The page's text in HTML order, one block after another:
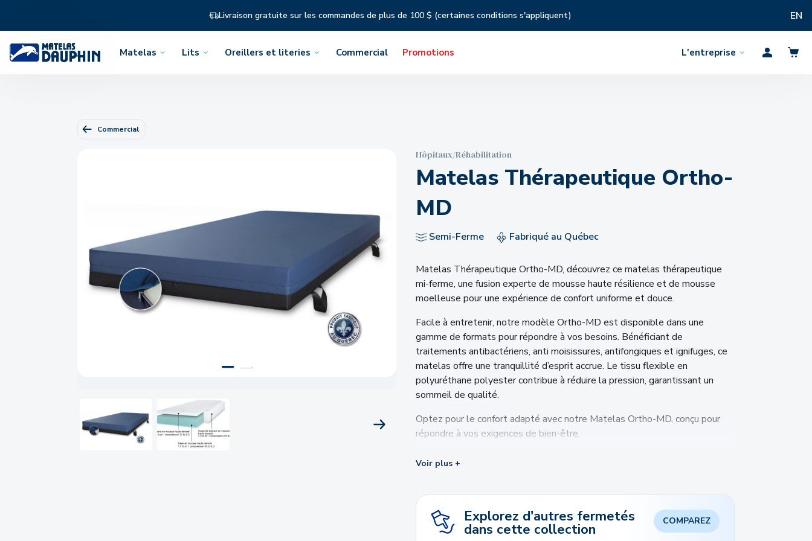
Livraison gratuite sur les commandes de plus de 100 $ (certaines conditions s'appliquent) EN
Ouvrir
Matelas
Ouvrir
Lits
Ouvrir
Oreillers et literies Commercial Promotions
Ouvrir
L'entreprise Profil
Commercial
PRODUIT SUIVANT
Hôpitaux/Réhabilitation
Matelas Thérapeutique Ortho-
MD
Semi-Ferme Fabriqué au Québec
Matelas Thérapeutique Ortho-MD, découvrez ce matelas thérapeutique
mi-ferme, une fusion experte de mousse haute résilience et de mousse
moelleuse pour une expérience de confort uniforme et douce.
Facile à entretenir, notre modèle Ortho-MD est disponible dans une
gamme de formats pour répondre à vos besoins. Bénéficiant de
traitements antibactériens, anti moisissures, antifongiques et ignifuges, ce
matelas offre une tranquillité d’esprit accrue. Le tissu flexible en
polyuréthane polyester contribue à réduire la pression, garantissant un
sommeil de qualité.
Optez pour le confort adapté avec notre Matelas Ortho-MD, conçu pour
répondre à vos exigences de bien-être.
Supports latéraux
Couche confort haute densité
Certifié
CertiPUR-US®
Voir plus +
Explorez d'autres fermetés
dans cette collection COMPAREZ